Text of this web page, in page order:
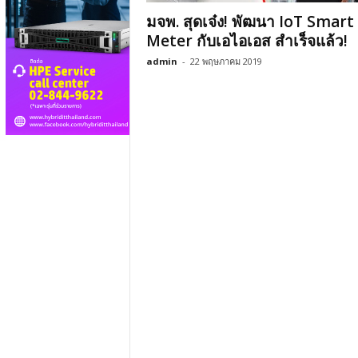
มจพ. สุดเจ๋ง! พัฒนา IoT Smart
Meter กับเอไอเอส สำเร็จแล้ว!
admin - 22 พฤษภาคม 2019